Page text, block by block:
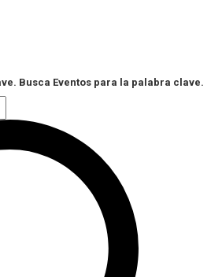
Busca Eventos para la palabra clave.